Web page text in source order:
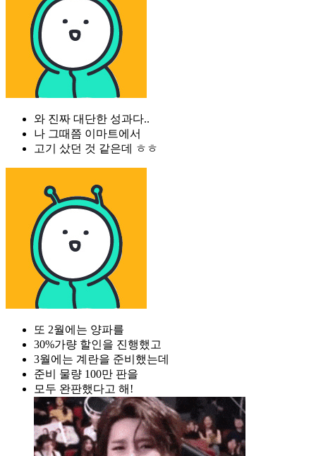
와 진짜 대단한 성과다..
나 그때쯤 이마트에서
고기 샀던 것 같은데 ㅎㅎ
또 2월에는 양파를
30%가량 할인을 진행했고
3월에는 계란을 준비했는데
준비 물량 100만 판을
​모두 완판했다고 해!